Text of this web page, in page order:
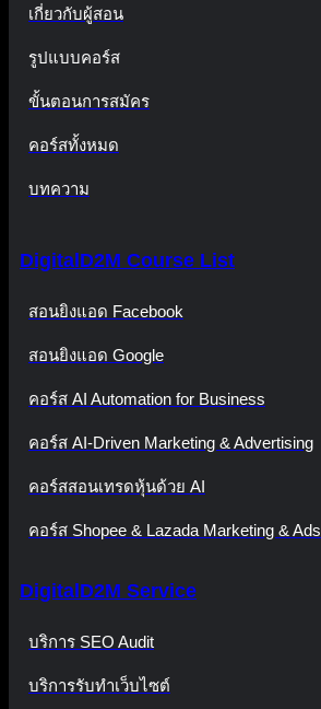
เกี่ยวกับผู้สอน
รูปแบบคอร์ส
ขั้นตอนการสมัคร
คอร์สทั้งหมด
บทความ
DigitalD2M Course List
สอนยิงแอด Facebook
สอนยิงแอด Google
คอร์ส AI Automation for Business
คอร์ส AI-Driven Marketing & Advertising
คอร์สสอนเทรดหุ้นด้วย AI
คอร์ส Shopee & Lazada Marketing & Ads
DigitalD2M Service
บริการ SEO Audit
บริการรับทำเว็บไซต์